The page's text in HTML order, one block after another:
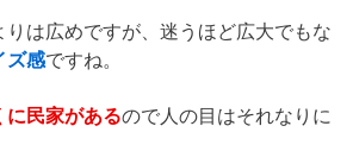
は広めですが、迷うほど広大でもな
ズ感ですね。
に民家があるので人の目はそれなりに